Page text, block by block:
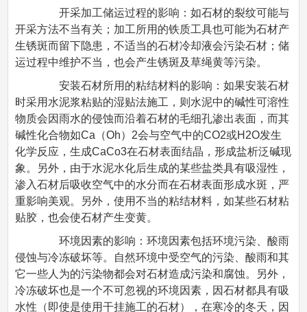
开采加工储运过程的影响：如石材的裂纹可能与
开采方法不当有关；加工所用的铁质工具也可能为石材产
生锈斑而留下隐患，不适当的石材冷却液会污染石材；储
运过程中维护不当，也会产生锈斑及草绳黄等污染。
安装石材所用的粘结材料的影响：如果安装石材
时采用水泥浆粘贴的湿贴法施工，则水泥中的碱性可溶性
物质会因雨水的侵蚀而沿着石材的毛细孔渗出表面，而其
碱性化合物如Ca（Oh）2会与空气中的CO2或H2O发生
化学反应，生成CaCo3在石材表面结晶，形成盐析泛碱现
象。另外，由于水泥水化后生成的某些盐类具有吸湿性，
渗入石材后吸收空气中的水分而在石材表面形成水斑，严
重影响美观。另外，使用不当的粘结材料，如某些石材粘
贴胶，也会使石材产生变黄。
环境因素的影响：环境因素包括环境污染、酸雨
侵蚀与冷冻破坏等。自然环境中受空气的污染、酸雨和其
它一些人为的污染物都会对石材造成污染和腐蚀。另外，
冷冻破坏也是一个不可忽视的环境因素，因石材都具有吸
水性（即使是使用干挂施工的石材），在寒冷的冬天，因